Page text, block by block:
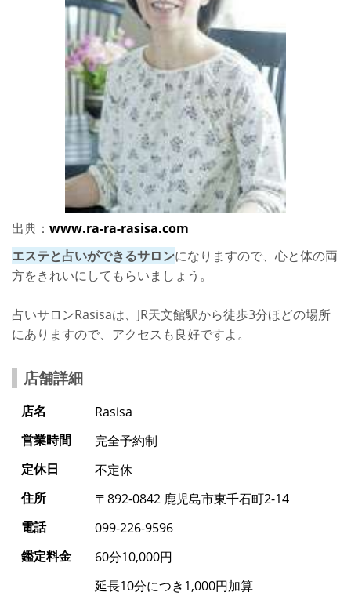
出典： www.ra-ra-rasisa.com
エステと占いができるサロンになりますので、心と体の両
方をきれいにしてもらいましょう。
占いサロンRasisaは、JR天文館駅から徒歩3分ほどの場所
にありますので、アクセスも良好ですよ。
店舗詳細
店名
Rasisa
営業時間
完全予約制
定休日
不定休
住所
〒892-0842 鹿児島市東千石町2-14
電話
099-226-9596
鑑定料金
60分10,000円
延長10分につき1,000円加算